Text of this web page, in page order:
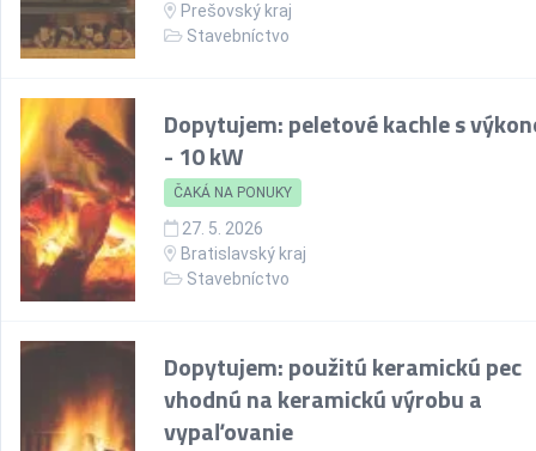
Prešovský kraj
Stavebníctvo
Dopytujem: peletové kachle s
- 10 kW
ČAKÁ NA PONUKY
27. 5. 2026
Bratislavský kraj
Stavebníctvo
Dopytujem: použitú keramickú pec
vhodnú na keramickú výrobu a
vypaľovanie